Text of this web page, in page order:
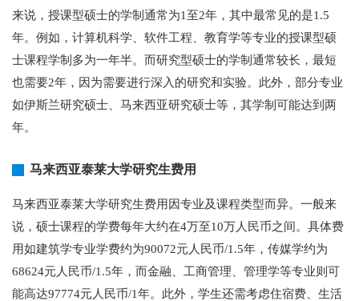
来说，授课型硕士的学制通常为1至2年，其中最常见的是1.5
年。例如，计算机科学、软件工程、教育学等专业的授课型硕
士课程学制多为一年半。而研究型硕士的学制通常较长，最短
也需要2年，因为需要进行深入的研究和实验。此外，部分专业
如伊斯兰研究硕士、马来西亚研究硕士等，其学制可能达到两
年。
马来西亚泰莱大学研究生费用
马来西亚泰莱大学研究生费用因专业及课程类型而异。一般来
说，硕士课程的学费每年大约在4万至10万人民币之间。具体费
用如建筑学专业学费约为90072元人民币/1.5年，传媒学约为
68624元人民币/1.5年，而金融、工商管理、管理学等专业则可
能高达97774元人民币/1年。此外，学生还需考虑住宿费、生活